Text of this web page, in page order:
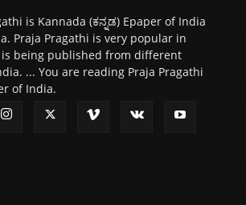
is Kannada (ಕನ್ನಡ) Epaper of India
Praja Pragathi is very popular in
being published from different
... You are reading Praja Pragathi
of India.